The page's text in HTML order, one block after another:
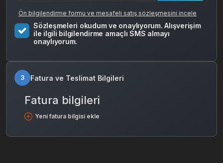
Ön bilgilendirme formu ve mesafeli satış sözleşmesini incele
Sözleşmeleri okudum ve onaylıyorum. Alışverişim
ile ilgili bilgilendirme amaçlı SMS almayı
onaylıyorum.
3 Fatura ve Teslimat Bilgileri
Fatura bilgileri
Yeni fatura bilgisi ekle